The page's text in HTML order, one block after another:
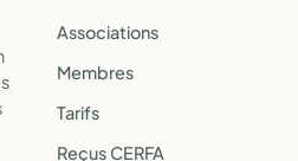
Associations
Membres
Tarifs
Reçus CERFA